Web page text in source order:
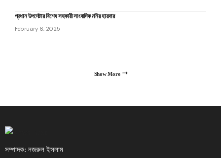
প্রধান উপদেষ্টার বিশেষ সহকারী সাংবাদিক মনির হায়দার
February 6, 2025
Show More
সম্পাদক: নজরুল ইসলাম